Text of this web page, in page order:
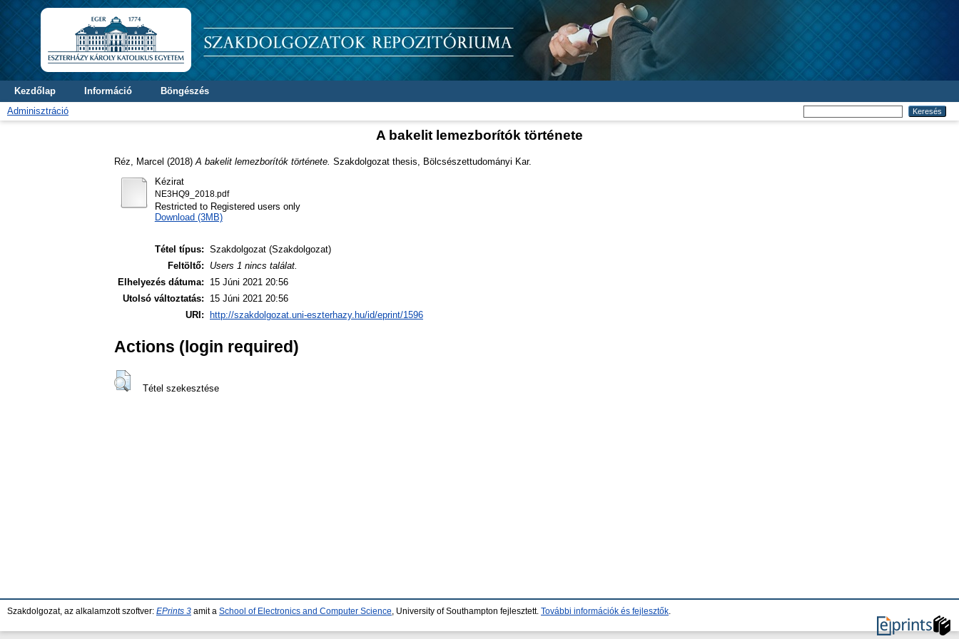
Kezdőlap Információ
Böngészés
Adminisztráció
A bakelit lemezborítók története
Réz, Marcel (2018) A bakelit lemezborítók története. Szakdolgozat thesis, Bölcsészettudományi Kar.
Kézirat
NE3HQ9_2018.pdf
Restricted to Registered users only
Download (3MB)
Tétel típus: Szakdolgozat (Szakdolgozat)
Feltöltő:
Users 1 nincs találat.
Elhelyezés dátuma:
15 Júni 2021 20:56
Utolsó változtatás:
15 Júni 2021 20:56
URI:
http://szakdolgozat.uni-eszterhazy.hu/id/eprint/1596
Actions (login required)
Tétel szekesztése
Szakdolgozat, az alkalamzott szoftver: EPrints 3 amit a School of Electronics and Computer Science , University of Southampton fejlesztett. További információk és fejlesztők